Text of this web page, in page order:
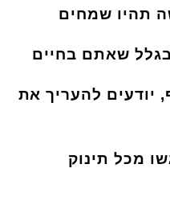
תהיו שמחים
שאתם בחיים
יודעים להעריך את
מכל תינוק